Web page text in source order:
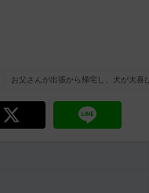
お父さんが出張から帰宅し、犬が大